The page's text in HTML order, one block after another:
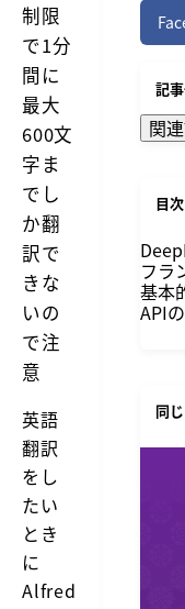
制限
で1分
間に
最大
600文
字ま
でし
か翻
訳で
きな
いの
で注
意
英語
翻訳
をし
たい
とき
に
Alfred
記
関
目次
フラ
基本
API
同